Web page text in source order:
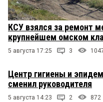
КСУ взялся за ремонт
крупнейшем омском
5 августа 17:25 3
Центр гигиены и
сменил руководителя
5 августа 14:23 2 872